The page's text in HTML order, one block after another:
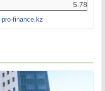
5.78
pro-finance.kz